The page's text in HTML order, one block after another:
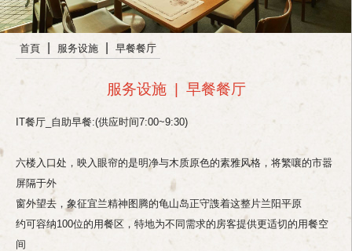
首頁 服务设施 早餐餐厅
服务设施 早餐餐厅
IT餐厅_自助早餐:(供应时间7:00~9:30)
六楼入口处，映入眼帘的是明净与木质原色的素雅风格，将繁嚷的市嚣
屏隔于外
窗外望去，象征宜兰精神图腾的龟山岛正守謢着这整片兰阳平原
约可容纳100位的用餐区，特地为不同需求的房客提供更适切的用餐空
间